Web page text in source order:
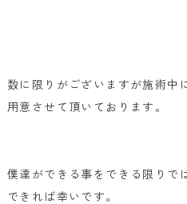
数に限りがございますが施術中
用意させて頂いております。
僕達ができる事をできる限りで
できれば幸いです。